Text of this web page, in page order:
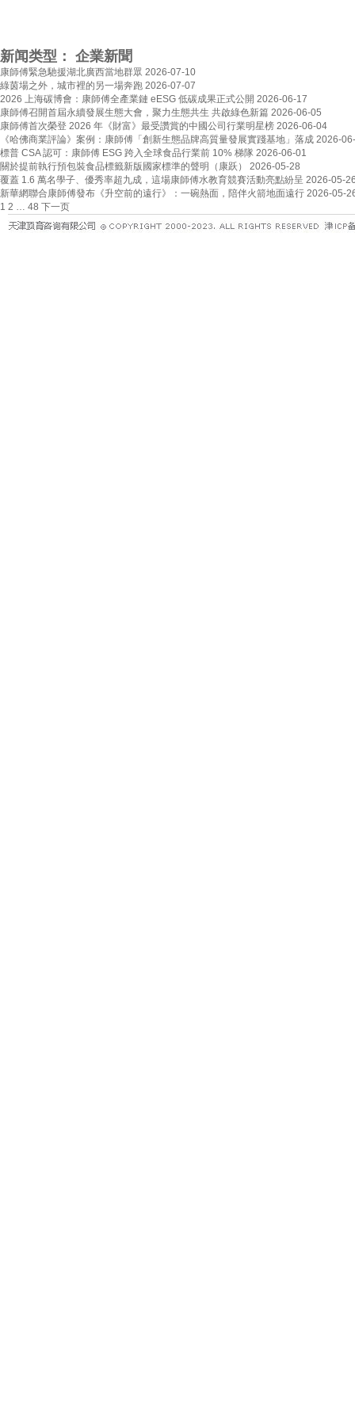
新闻类型： 企業新聞
康師傅緊急馳援湖北廣西當地群眾 2026-07-10
綠茵場之外，城市裡的另一場奔跑 2026-07-07
2026 上海碳博會：康師傅全產業鏈 eESG 低碳成果正式公開 2026-06-17
康師傅召開首屆永續發展生態大會，聚力生態共生 共啟綠色新篇 2026-06-05
康師傅首次榮登 2026 年《財富》最受讚賞的中國公司行業明星榜 2026-06-04
《哈佛商業評論》案例：康師傅「創新生態品牌高質量發展實踐基地」落成 2026-
標普 CSA 認可：康師傅 ESG 跨入全球食品行業前 10% 梯隊 2026-06-01
關於提前執行預包裝食品標籤新版國家標準的聲明（康跃）
2026-05-28
覆蓋 1.6 萬名學子、優秀率超九成，這場康師傅水教育競賽活動亮點紛呈 2026-05-
新華網聯合康師傅發布《升空前的遠行》：一碗熱面，陪伴火箭地面遠行 2026-05-
文
章
1 2 … 48 下一页